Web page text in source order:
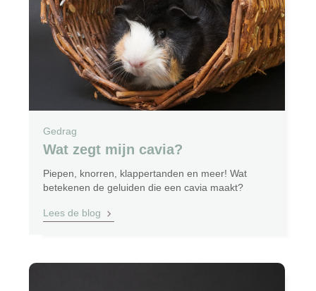
Gedrag
Wat zegt mijn cavia?
Piepen, knorren, klappertanden en meer! Wat
betekenen de geluiden die een cavia maakt?
Lees de blog